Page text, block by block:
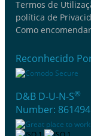
Termos de
política de
Como encomendar
Reconhecido
D&B D-U-N-S®
Number: